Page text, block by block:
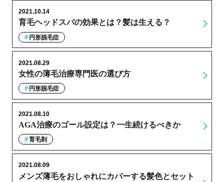
育毛ヘッドスパの効果とは？髪は生える？
2021.10.14
円形脱毛症
女性の薄毛治療専門医の選び方
2021.08.29
円形脱毛症
AGA治療のゴール設定は？一生続けるべきか
2021.08.10
育毛剤
メンズ薄毛をおしゃれにカバーする髪色とセット
2021.08.09